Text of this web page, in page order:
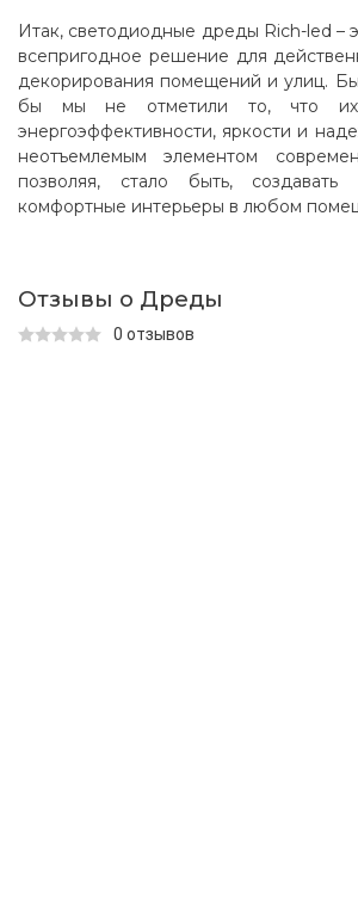
Итак, светодиодные дреды Rich-led –
всепригодное решение для
декорирования помещений и улиц.
бы мы не отметили то, что их
энергоэффективности, яркости и
неотъемлемым элементом
позволяя, стало быть,
комфортные интерьеры в любом
Отзывы о Дреды
0 отзывов